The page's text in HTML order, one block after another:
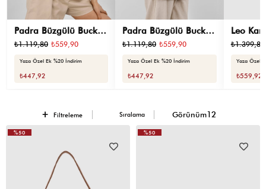
Padra Büzgülü Bucket
Kanvas Çanta Siyah
₺1.119,80 ₺559,90
Yaza Özel Ek %20 İndirim
₺447,92
Padra Büzgülü Bucket
Kanvas Çanta Kahve
₺1.119,80 ₺559,90
Yaza Özel Ek %20 İndirim
₺447,92
Leo
Çapraz
₺1.399,80
Yaza Özel
₺559,92
Filtreleme Sıralama
%50
%50